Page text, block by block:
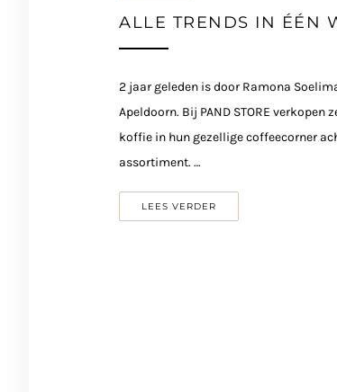
ALLE TRENDS IN ÉÉN
2 jaar geleden is door Ramona
Apeldoorn. Bij PAND STORE
koffie in hun gezellige coffeecorner
assortiment. …
LEES VERDER